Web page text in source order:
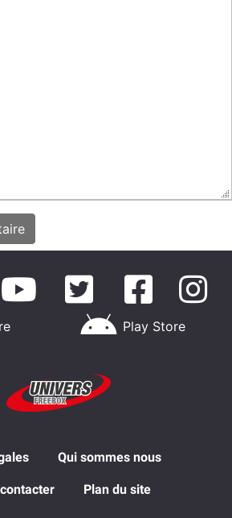
Play Store
Qui sommes nous
Plan du site